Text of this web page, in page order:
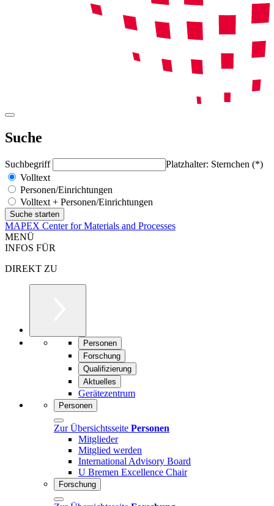
Suche
Suchbegriff
Platzhalter: Sternchen (*)
Volltext
Personen/Einrichtungen
Volltext + Personen/Einrichtungen
MAPEX Center for Materials and Processes
MENÜ
INFOS FÜR
DIREKT ZU
Personen
Forschung
Qualifizierung
Aktuelles
Gerätezentrum
Personen
Zur Übersichtsseite Personen
Mitglieder
Mitglied werden
International Advisory Board
U Bremen Excellence Chair
Forschung